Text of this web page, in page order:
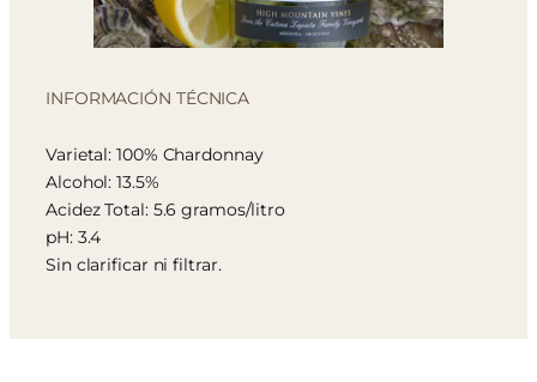
INFORMACIÓN TÉCNICA
Varietal: 100% Chardonnay
Alcohol: 13.5%
Acidez Total: 5.6 gramos/litro
pH: 3.4
Sin clarificar ni filtrar.